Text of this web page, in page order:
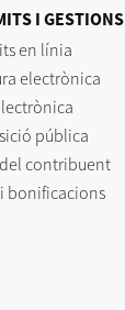
I GESTIONS
en línia
electrònica
pública
contribuent
bonificacions